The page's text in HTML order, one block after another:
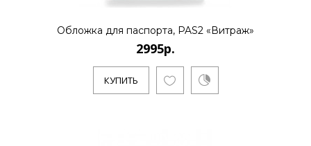
Обложка для паспорта, PAS2 «Витраж»
2995р.
КУПИТЬ